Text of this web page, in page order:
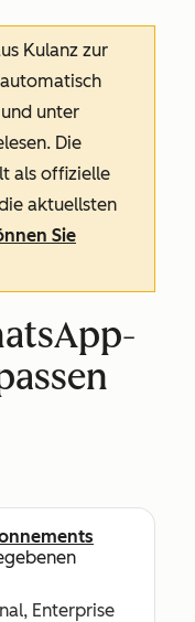
Kulanz zur
unter
Die
als offizielle
aktuellsten
Sie
Enterprise